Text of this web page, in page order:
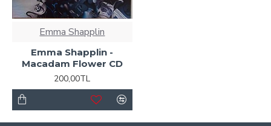
Emma Shapplin
Emma Shapplin -
Macadam Flower CD
200,00TL